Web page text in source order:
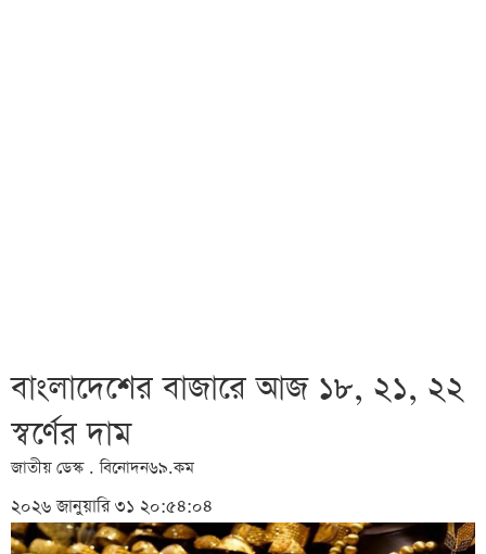
বাংলাদেশের বাজারে আজ ১৮, ২১, ২২
স্বর্ণের দাম
জাতীয় ডেস্ক . বিনোদন৬৯.কম
২০২৬ জানুয়ারি ৩১ ২০:৫৪:০৪